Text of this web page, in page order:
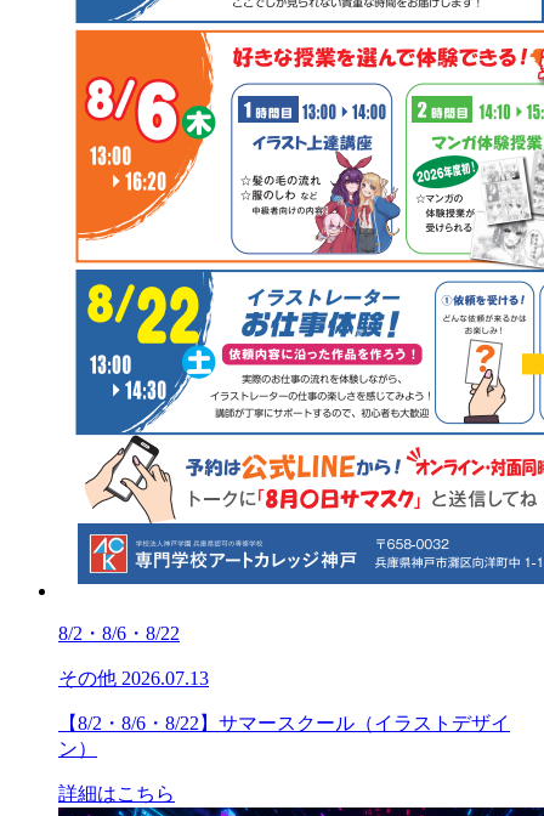
8/2・8/6・8/22
その他 2026.07.13
【8/2・8/6・8/22】サマースクール（イラストデザイ
ン）
詳細はこちら